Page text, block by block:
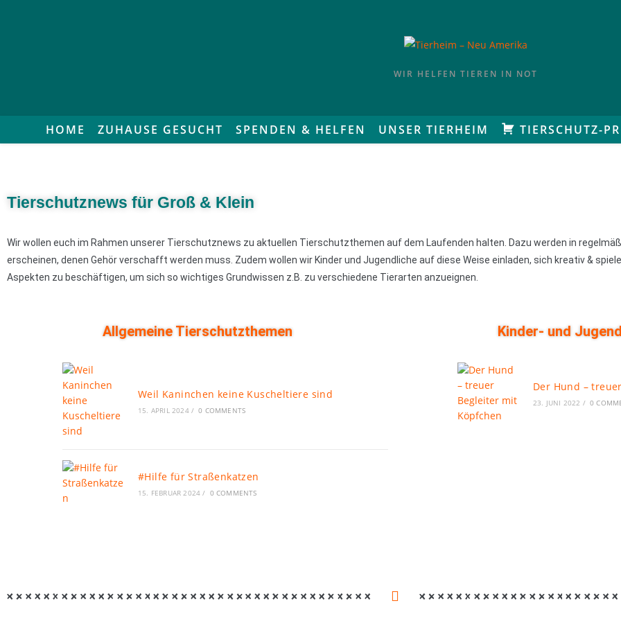
WIR HELFEN TIEREN IN NOT
HOME ZUHAUSE GESUCHT SPENDEN & HELFEN UNSER TIERHEIM TIERSCHUTZ-
Tierschutznews für Groß & Klein
Wir wollen euch im Rahmen unserer Tierschutznews zu aktuellen Tierschutzthemen auf dem Laufenden halten. Dazu werden in
erscheinen, denen Gehör verschafft werden muss. Zudem wollen wir Kinder und Jugendliche auf diese Weise einladen, sich kreativ &
Aspekten zu beschäftigen, um sich so wichtiges Grundwissen z.B. zu verschiedene Tierarten anzueignen.
Allgemeine Tierschutzthemen
Weil Kaninchen keine Kuscheltiere sind
15. APRIL 2024 / 0 COMMENTS
#Hilfe für Straßenkatzen
15. FEBRUAR 2024 / 0 COMMENTS
Kinder- und
Der Hund –
23. JUNI 2022 / 0